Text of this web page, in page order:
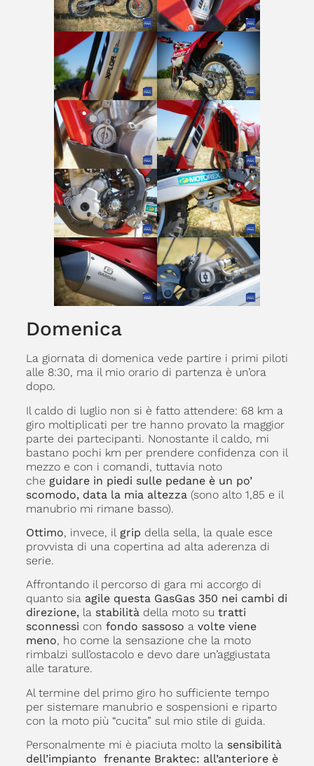
Domenica
La giornata di domenica vede partire i primi piloti
alle 8:30, ma il mio orario di partenza è un’ora
dopo.
Il caldo di luglio non si è fatto attendere: 68 km a
giro moltiplicati per tre hanno provato la maggior
parte dei partecipanti. Nonostante il caldo, mi
bastano pochi km per prendere confidenza con il
mezzo e con i comandi, tuttavia noto
che guidare in piedi sulle pedane è un po’
scomodo, data la mia altezza (sono alto 1,85 e il
manubrio mi rimane basso).
Ottimo, invece, il grip della sella, la quale esce
provvista di una copertina ad alta aderenza di
serie.
Affrontando il percorso di gara mi accorgo di
quanto sia agile questa GasGas 350 nei cambi di
direzione,la stabilità della moto su tratti
sconnessi con fondo sassoso a volte viene
meno, ho come la sensazione che la moto
rimbalzi sull’ostacolo e devo dare un’aggiustata
alle tarature.
Al termine del primo giro ho sufficiente tempo
per sistemare manubrio e sospensioni e riparto
con la moto più “cucita” sul mio stile di guida.
Personalmente mi è piaciuta molto la sensibilità
dell’impianto frenante Braktec: all’anteriore è